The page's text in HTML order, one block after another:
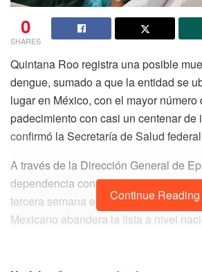
0
SHARES
Quintana Roo registra una posible
dengue, sumado a que la entidad se
lugar en México, con el mayor número
padecimiento con casi un centenar de
confirmó la Secretaría de Salud
A través de la Dirección General de
dependencia confirmó que,
tercera semana epidemiológica de
Mexicano abandera la lista a nivel
Continue Reading